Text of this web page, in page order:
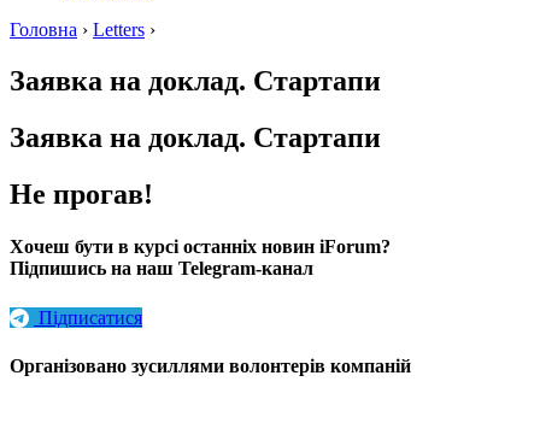
Головна › Letters ›
Заявка на доклад. Стартапи
Заявка на доклад. Стартапи
Не прогав!
Хочеш бути в курсі останніх новин iForum?
Підпишись на наш Telegram-канал
Підписатися
Організовано зусиллями волонтерів компаній